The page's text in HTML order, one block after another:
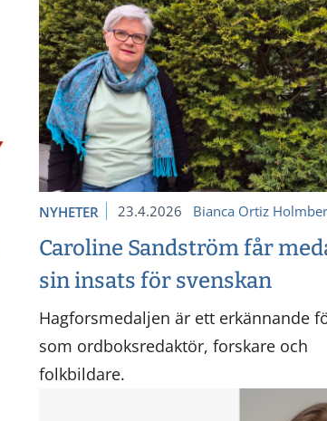
Caroline Sandström får
sin insats för svenskan
Hagforsmedaljen är ett erkännande
som ordboksredaktör, forskare och
folkbildare.
NYHETER 23.4.2026 Bianca Ortiz